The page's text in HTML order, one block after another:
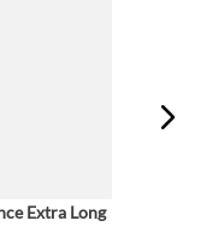
Extra Long